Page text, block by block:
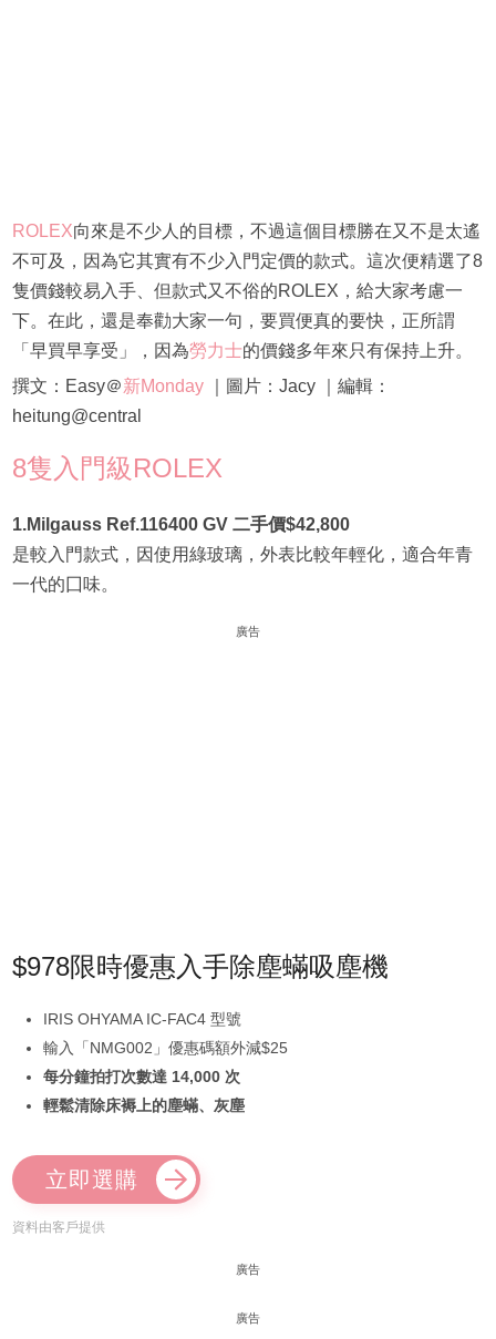
ROLEX向來是不少人的目標，不過這個目標勝在又不是太遙
不可及，因為它其實有不少入門定價的款式。這次便精選了8
隻價錢較易入手、但款式又不俗的ROLEX，給大家考慮一
下。在此，還是奉勸大家一句，要買便真的要快，正所謂
「早買早享受」，因為勞力士的價錢多年來只有保持上升。
撰文：Easy＠新Monday｜圖片：Jacy ｜編輯：
heitung@central
8隻入門級ROLEX
1.Milgauss Ref.116400 GV 二手價$42,800
是較入門款式，因使用綠玻璃，外表比較年輕化，適合年青
一代的囗味。
廣告
$978限時優惠入手除塵蟎吸塵機
IRIS OHYAMA IC-FAC4 型號
輸入「NMG002」優惠碼額外減$25
每分鐘拍打次數達 14,000 次
輕鬆清除床褥上的塵蟎、灰塵
立即選購
資料由客戶提供
廣告
廣告